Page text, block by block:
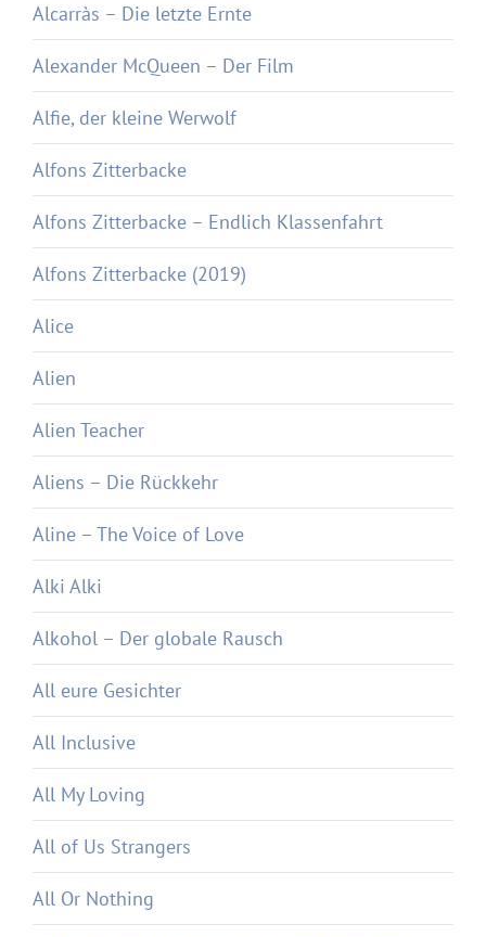
Alcarràs – Die letzte Ernte
Alexander McQueen – Der Film
Alfie, der kleine Werwolf
Alfons Zitterbacke
Alfons Zitterbacke – Endlich Klassenfahrt
Alfons Zitterbacke (2019)
Alice
Alien
Alien Teacher
Aliens – Die Rückkehr
Aline – The Voice of Love
Alki Alki
Alkohol – Der globale Rausch
All eure Gesichter
All Inclusive
All My Loving
All of Us Strangers
All Or Nothing